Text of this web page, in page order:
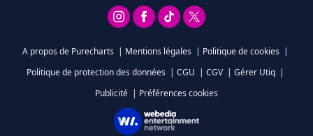
A propos de Purecharts | Mentions légales | Politique de cookies |
Politique de protection des données | CGU | CGV | Gérer Utiq |
Publicité | Préférences cookies